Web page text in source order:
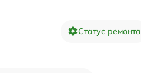
Статус ремонта